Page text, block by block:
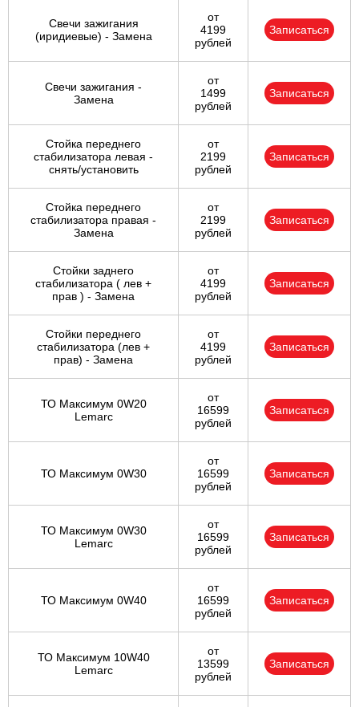
Свечи зажигания
(иридиевые) - Замена
от
4199
рублей
Записаться
Свечи зажигания -
Замена
от
1499
рублей
Записаться
Стойка переднего
стабилизатора левая -
снять/установить
от
2199
рублей
Записаться
Стойка переднего
стабилизатора правая -
Замена
от
2199
рублей
Записаться
Стойки заднего
стабилизатора ( лев +
прав ) - Замена
от
4199
рублей
Записаться
Стойки переднего
стабилизатора (лев +
прав) - Замена
от
4199
рублей
Записаться
ТО Максимум 0W20
Lemarc
от
16599
рублей
Записаться
ТО Максимум 0W30
от
16599
рублей
Записаться
ТО Максимум 0W30
Lemarc
от
16599
рублей
Записаться
ТО Максимум 0W40
от
16599
рублей
Записаться
ТО Максимум 10W40
Lemarc
от
13599
рублей
Записаться